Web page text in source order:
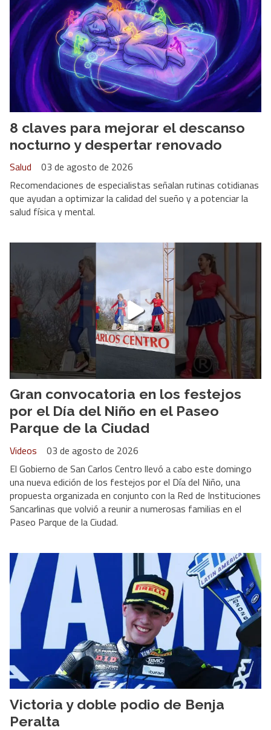
8 claves para mejorar el descanso
nocturno y despertar renovado
Salud
03 de agosto de 2026
Recomendaciones de especialistas señalan rutinas cotidianas
que ayudan a optimizar la calidad del sueño y a potenciar la
salud física y mental.
Gran convocatoria en los festejos
por el Día del Niño en el Paseo
Parque de la Ciudad
Videos
03 de agosto de 2026
El Gobierno de San Carlos Centro llevó a cabo este domingo
una nueva edición de los festejos por el Día del Niño, una
propuesta organizada en conjunto con la Red de Instituciones
Sancarlinas que volvió a reunir a numerosas familias en el
Paseo Parque de la Ciudad.
Victoria y doble podio de Benja
Peralta